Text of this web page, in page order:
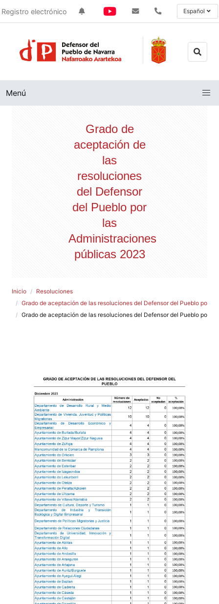
Registro electrónico Español
Menú
Grado de
aceptación de
las
resoluciones
del Defensor
del Pueblo por
las
Administraciones
públicas 2023
Inicio
Resoluciones
Grado de aceptación de las resoluciones del Defensor del Pueblo por
Grado de aceptación de las resoluciones del Defensor del Pueblo por